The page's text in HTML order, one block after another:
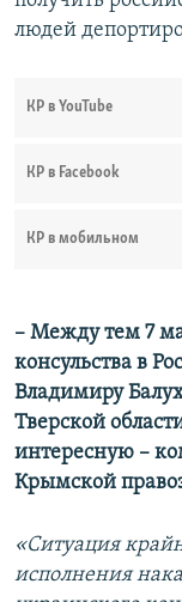
людей
КР в YouTube
КР в Facebook
КР в мобильном
– Между тем 7
консульства в
Владимиру
Тверской
интересную –
Крымской
«Ситуация
исполнения